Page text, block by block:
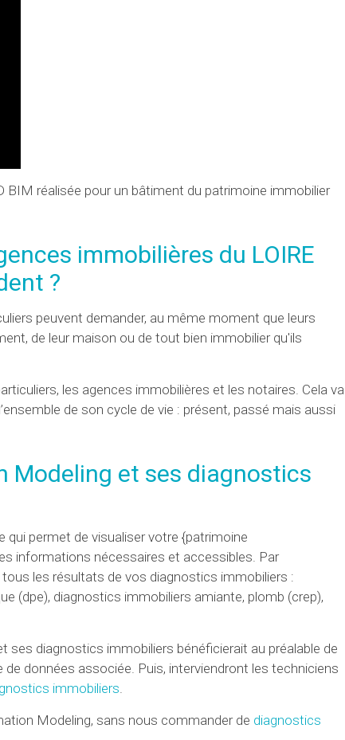
réalisée pour un bâtiment du patrimoine immobilier
immobilières du LOIRE
?
peuvent demander, au même moment que leurs
de leur maison ou de tout bien immobilier qu'ils
les agences immobilières et les notaires. Cela va
de son cycle de vie : présent, passé mais aussi
Modeling et ses diagnostics
qui permet de visualiser votre {patrimoine
informations nécessaires et accessibles. Par
les résultats de vos diagnostics immobiliers :
(dpe), diagnostics immobiliers amiante, plomb (crep),
ses diagnostics immobiliers bénéficierait au préalable de
données associée. Puis, interviendront les techniciens
immobiliers.
Modeling, sans nous commander de diagnostics